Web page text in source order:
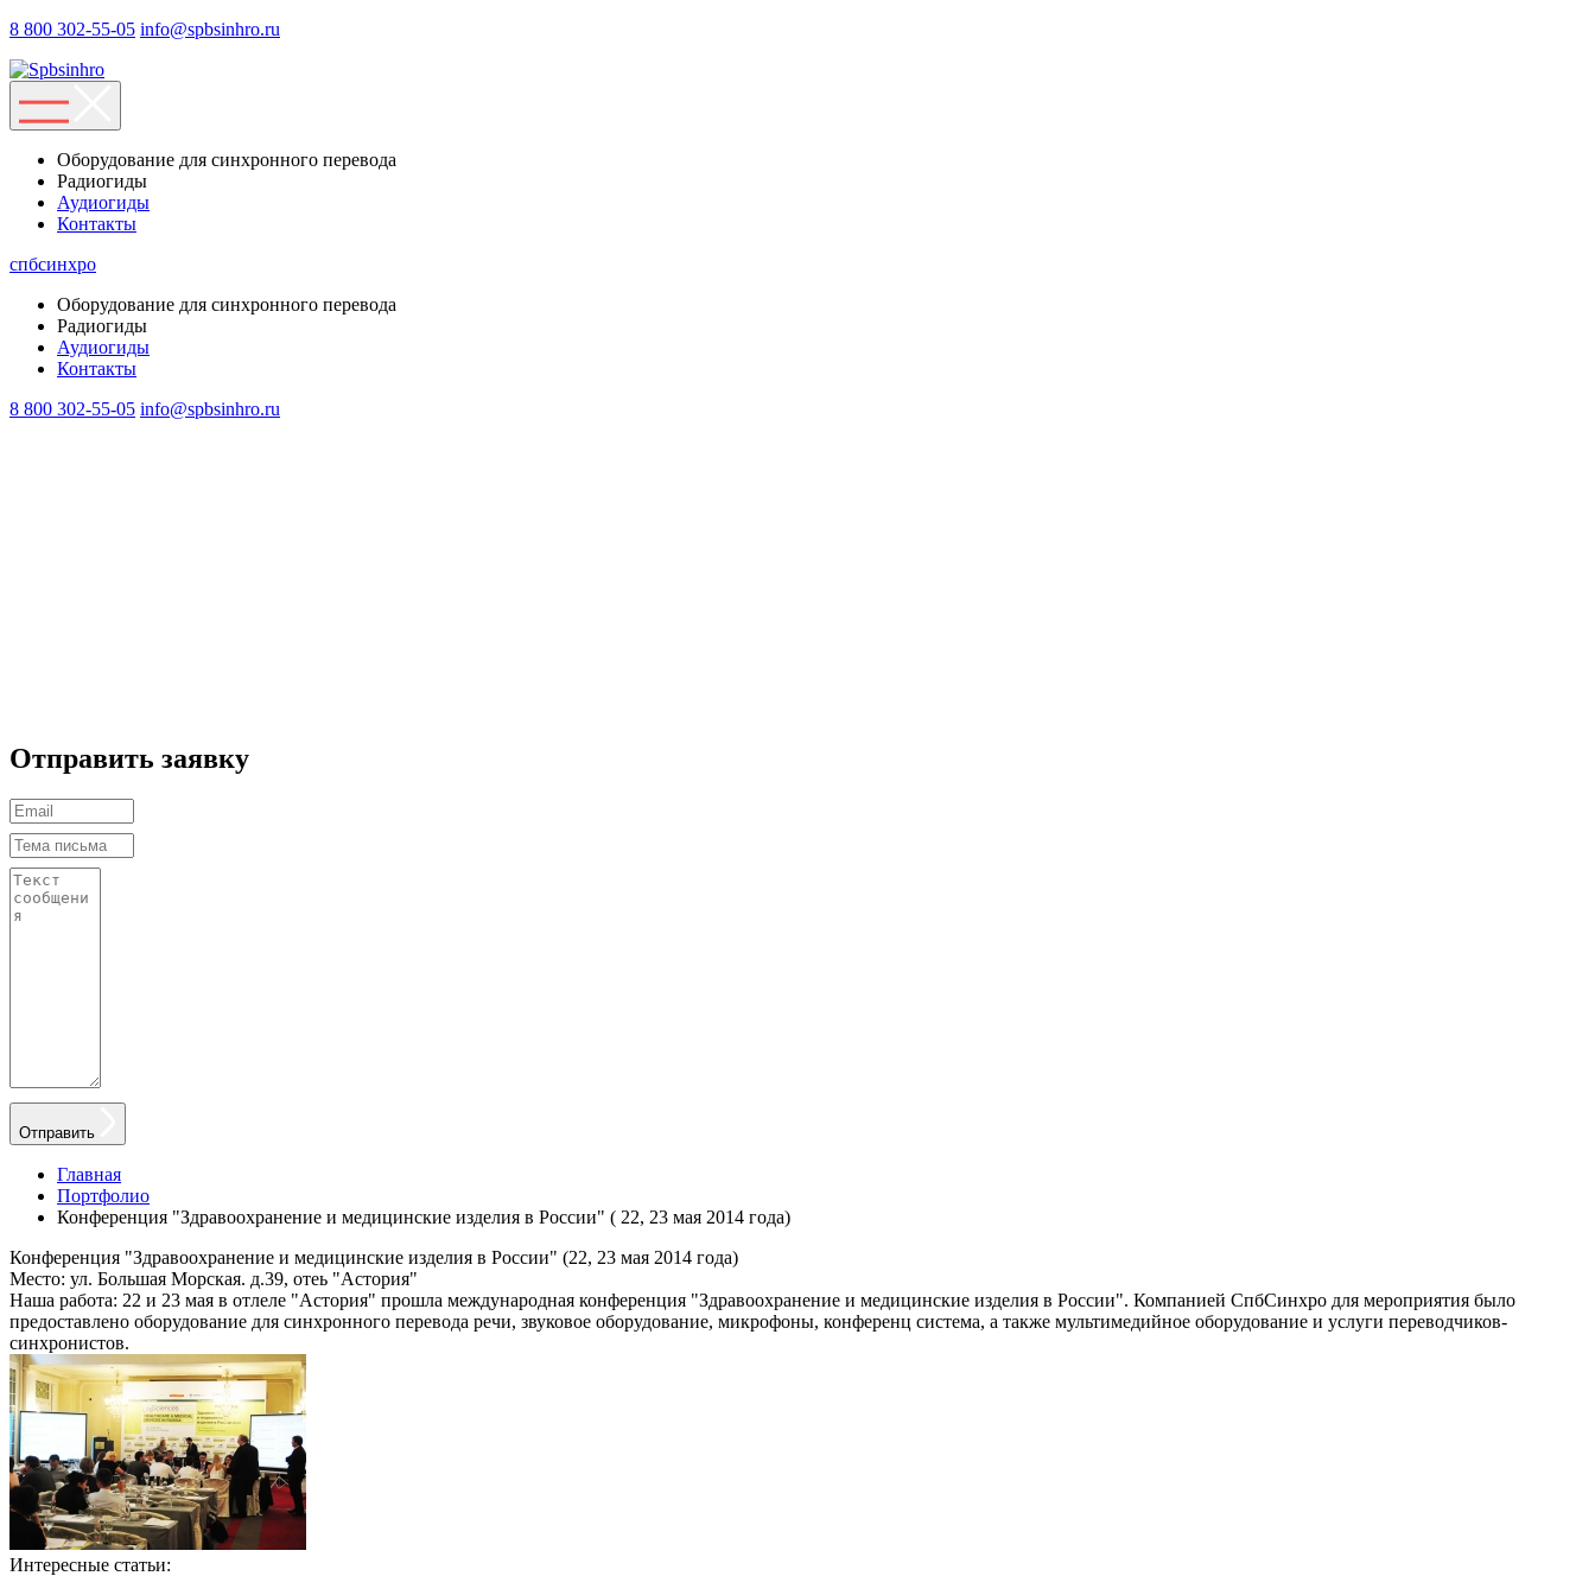
8 800 302-55-05 info@spbsinhro.ru
Оборудование для синхронного перевода
Радиогиды
Аудиогиды
Контакты
спбсинхро
Оборудование для синхронного перевода
Радиогиды
Аудиогиды
Контакты
8 800 302-55-05 info@spbsinhro.ru
Портфолио
Конференция "Здравоохранение и медицинские изделия в России" ( 22, 23 мая 2014 года)
Место: ул. Большая Морская. д.39, отеь "Астория"
Наша работа: 22 и 23 мая в отлеле "Астория" прошла международная конференция "Здравоохранение и медицинские изделия в России". Компанией СпбСинхро для мероприятия было
предоставлено оборудование для синхронного перевода речи, звуковое оборудование, микрофоны, конференц система, а также мультимедийное оборудование и услуги переводчиков-
синхронистов.
Интересные статьи: